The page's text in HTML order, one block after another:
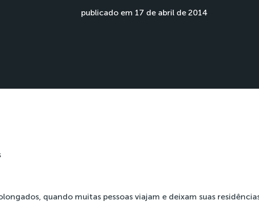
publicado em 17 de abril de 2014
quando muitas pessoas viajam e deixam suas